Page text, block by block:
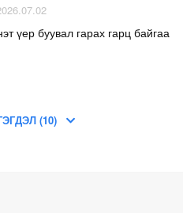
үер буувал гарах гарц байгаа
(10)